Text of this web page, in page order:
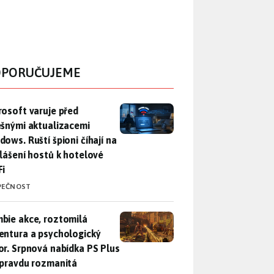
varuje před falešnými aktualizacemi Windows. Ruští
varuje před
aktualizacemi
Ruští špioni číhají na
hostů k hotelové
akce, roztomilá adventura a psychologický horor.
akce, roztomilá
a psychologický
Srpnová nabídka PS Plus
rozmanitá